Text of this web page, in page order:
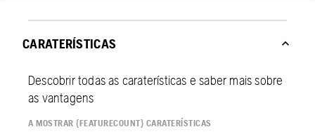
CARATERÍSTICAS
Descobrir todas as caraterísticas e saber mais sobre
as vantagens
A MOSTRAR {FEATURECOUNT} CARATERÍSTICAS